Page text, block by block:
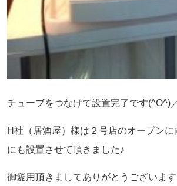
チューブをつなげて設置完了です(^O^)
H社（居酒屋）様は２号店のオープン
にも設置させて頂きました♪
御愛用頂きましてありがとうございます